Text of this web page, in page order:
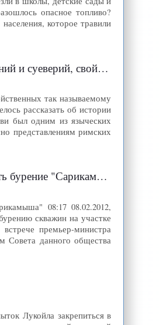
опасное топливо?
которое травили
Дню Валентина" | ЦентрАзия
так называемому
рассказать об истории
был одним из языческих
представлениям римских
| ЦентрАзия
08:17 08.02.2012,
скважин на участке
премьер-министра
Совета данного общества
Лукойла закрепиться в